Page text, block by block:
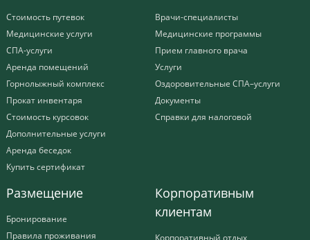
Стоимость путевок
Медицинские услуги
СПА-услуги
Аренда помещений
Горнолыжный комплекс
Прокат инвентаря
Стоимость курсовок
Дополнительные услуги
Аренда беседок
Купить сертификат
Врачи-специалисты
Медицинские программы
Прием главного врача
Услуги
Оздоровительные СПА–услуги
Документы
Справки для налоговой
Размещение
Бронирование
Правила проживания
Корпоративным
клиентам
Корпоративный отдых